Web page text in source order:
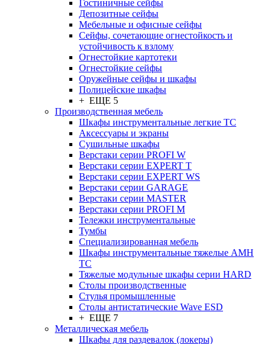
Гостиничные сейфы
Депозитные сейфы
Мебельные и офисные сейфы
Сейфы, сочетающие огнестойкость и
устойчивость к взлому
Огнестойкие картотеки
Огнестойкие сейфы
Оружейные сейфы и шкафы
Полицейские шкафы
+ ЕЩЕ 5
Производственная мебель
Шкафы инструментальные легкие ТС
Аксессуары и экраны
Cушильные шкафы
Верстаки серии PROFI W
Верстаки серии EXPERT T
Верстаки серии EXPERT WS
Верстаки серии GARAGE
Верстаки серии MASTER
Верстаки серии PROFI M
Тележки инструментальные
Тумбы
Cпециализированная мебель
Шкафы инструментальные тяжелые AMH
TC
Тяжелые модульные шкафы серии HARD
Столы производственные
Стулья промышленные
Столы антистатические Wave ESD
+ ЕЩЕ 7
Металлическая мебель
Шкафы для раздевалок (локеры)